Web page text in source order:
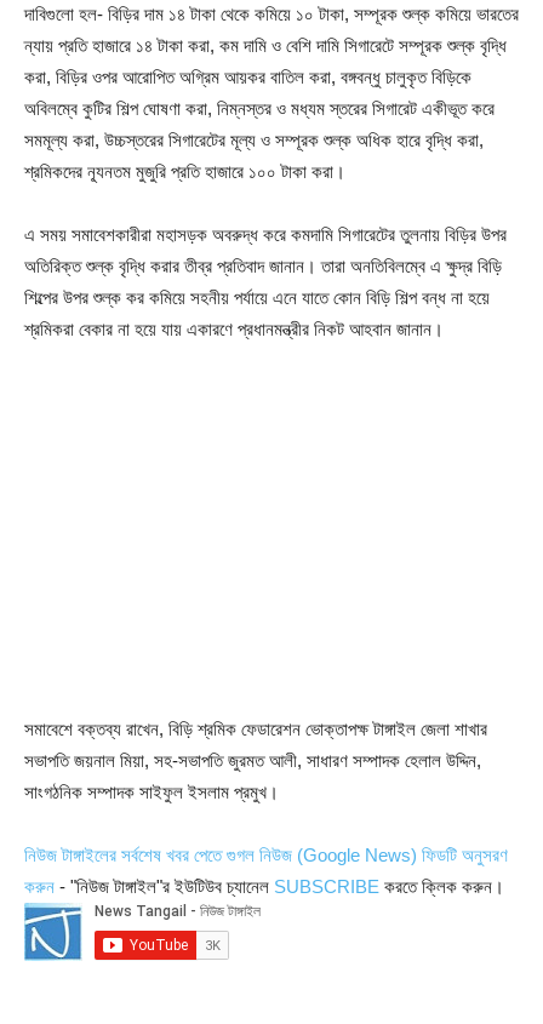
দাবিগুলো হল- বিড়ির দাম ১৪ টাকা থেকে কমিয়ে ১০ টাকা, সম্পূরক শুল্ক কমিয়ে ভারতের
ন্যায় প্রতি হাজারে ১৪ টাকা করা, কম দামি ও বেশি দামি সিগারেটে সম্পূরক শুল্ক বৃদ্ধি
করা, বিড়ির ওপর আরোপিত অগ্রিম আয়কর বাতিল করা, বঙ্গবন্ধু চালুকৃত বিড়িকে
অবিলম্বে কুটির শিল্প ঘোষণা করা, নিম্নস্তর ও মধ্যম স্তরের সিগারেট একীভূত করে
সমমূল্য করা, উচ্চস্তরের সিগারেটের মূল্য ও সম্পূরক শুল্ক অধিক হারে বৃদ্ধি করা,
শ্রমিকদের ন্যূনতম মুজুরি প্রতি হাজারে ১০০ টাকা করা।
এ সময় সমাবেশকারীরা মহাসড়ক অবরুদ্ধ করে কমদামি সিগারেটের তুলনায় বিড়ির উপর
অতিরিক্ত শুল্ক বৃদ্ধি করার তীব্র প্রতিবাদ জানান। তারা অনতিবিলম্বে এ ক্ষুদ্র বিড়ি
শিল্পের উপর শুল্ক কর কমিয়ে সহনীয় পর্যায়ে এনে যাতে কোন বিড়ি শিল্প বন্ধ না হয়ে
শ্রমিকরা বেকার না হয়ে যায় একারণে প্রধানমন্ত্রীর নিকট আহবান জানান।
সমাবেশে বক্তব্য রাখেন, বিড়ি শ্রমিক ফেডারেশন ভোক্তাপক্ষ টাঙ্গাইল জেলা শাখার
সভাপতি জয়নাল মিয়া, সহ-সভাপতি জুরমত আলী, সাধারণ সম্পাদক হেলাল উদ্দিন,
সাংগঠনিক সম্পাদক সাইফুল ইসলাম প্রমুখ।
নিউজ টাঙ্গাইলের সর্বশেষ খবর পেতে গুগল নিউজ (Google News) ফিডটি অনুসরণ
করুন - "নিউজ টাঙ্গাইল"র ইউটিউব চ্যানেল SUBSCRIBE করতে ক্লিক করুন।